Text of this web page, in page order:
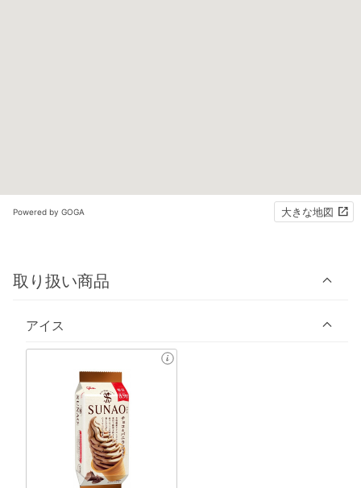
Powered by GOGA 大きな地図
取り扱い商品
アイス